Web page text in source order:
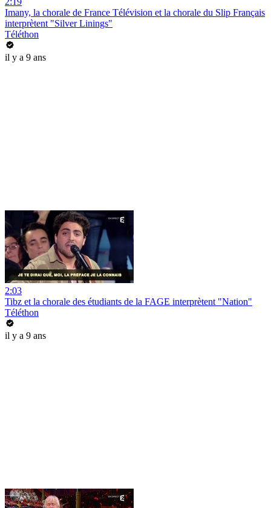
Imany, la chorale de France Télévision et la chorale du Slip Français
interprètent "Silver Linings"
Téléthon
il y a 9 ans
2:03
Tibz et la chorale des étudiants de la FAGE interprètent "Nation"
Téléthon
il y a 9 ans